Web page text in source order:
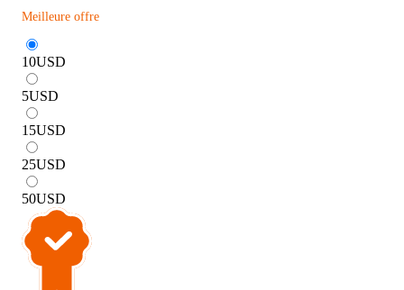
Meilleure offre
10USD
5USD
15USD
25USD
50USD